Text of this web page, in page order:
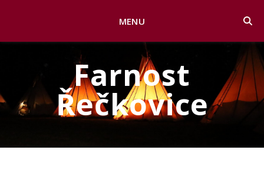
MENU
Farnost
Řečkovice